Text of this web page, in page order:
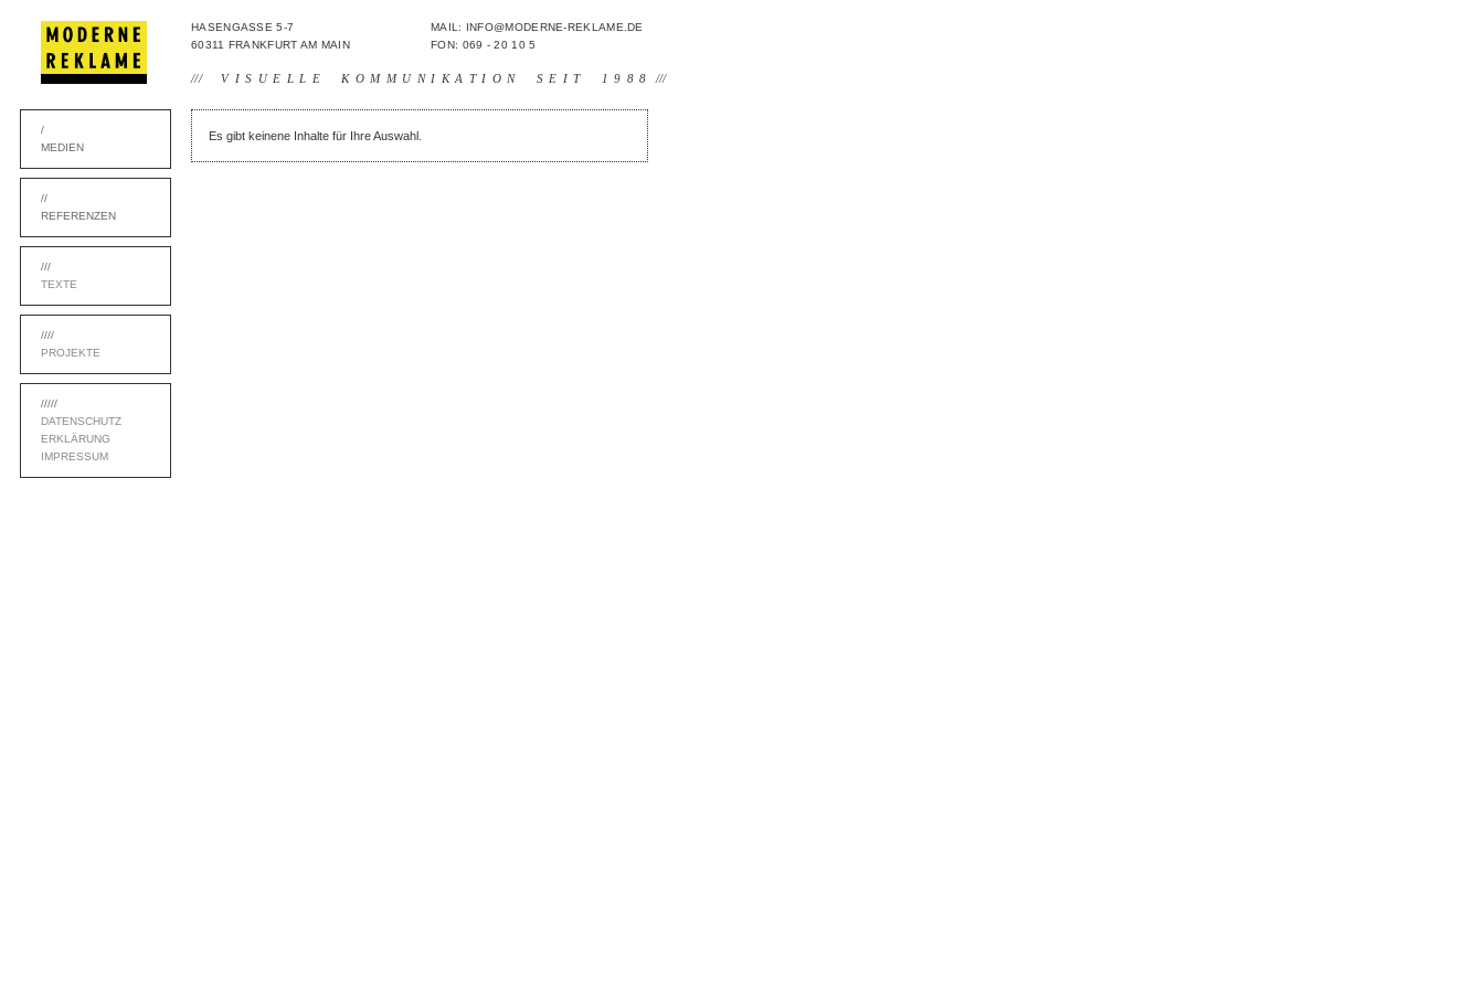
HASENGASSE 5-7
60311 FRANKFURT AM MAIN
MAIL: INFO@MODERNE-REKLAME.DE
FON: 069 - 20 10 5
/// VISUELLE KOMMUNIKATION SEIT 1988 ///
/
MEDIEN
//
REFERENZEN
///
TEXTE
////
PROJEKTE
/////
DATENSCHUTZ
ERKLÄRUNG
IMPRESSUM
Es gibt keinene Inhalte für Ihre Auswahl.